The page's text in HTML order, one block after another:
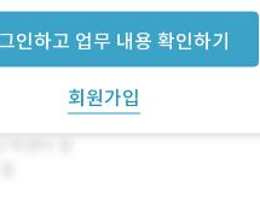
인하고 업무 내용 확인하기
회원가입